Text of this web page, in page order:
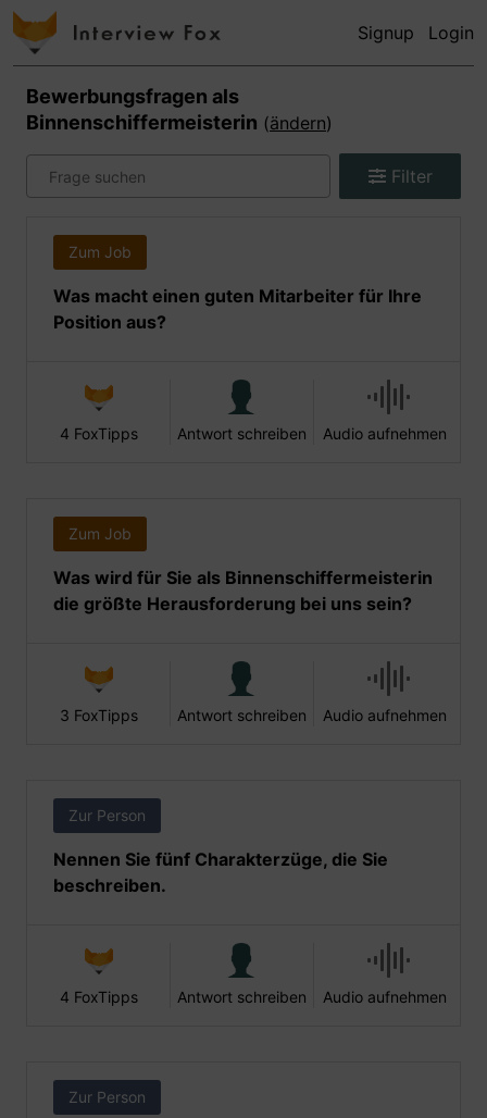
Signup Login
Bewerbungsfragen als
Binnenschiffermeisterin (ändern)
Filter
Zum Job
Was macht einen guten Mitarbeiter für Ihre
Position aus?
4 FoxTipps Antwort schreiben Audio aufnehmen
Zum Job
Was wird für Sie als Binnenschiffermeisterin
die größte Herausforderung bei uns sein?
3 FoxTipps Antwort schreiben Audio aufnehmen
Zur Person
Nennen Sie fünf Charakterzüge, die Sie
beschreiben.
4 FoxTipps Antwort schreiben Audio aufnehmen
Zur Person